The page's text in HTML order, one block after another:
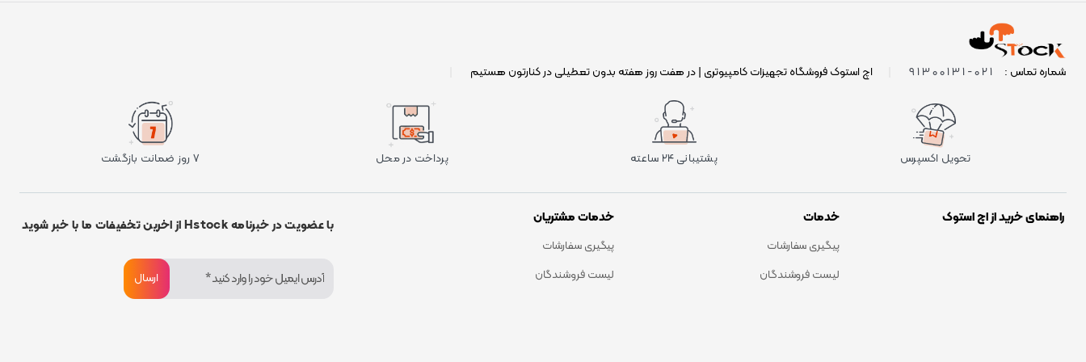
شماره تماس : 021-91300131 اچ استوک فروشگاه تجهیزات کامپیوتری | در هفت روز هفته بدون تعطیلی در کنارتون هستیم
تحویل اکسپرس پشتیبانی ۲۴ ساعته پرداخت در محل ۷ روز ضمانت بازگشت
راهنمای خرید از اچ استوک خدمات
پیگیری سفارشات
لیست فروشندگان
خدمات مشتریان
پیگیری سفارشات
لیست فروشندگان
با عضویت در خبرنامه Hstock از اخرین تخفیفات ما با خبر شوید